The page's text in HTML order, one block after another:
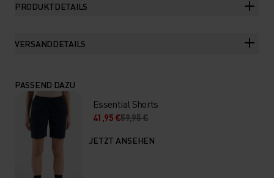
PRODUKTDETAILS
VERSANDDETAILS
PASSEND DAZU
Essential Shorts
41,95 €59,95 €
JETZT ANSEHEN